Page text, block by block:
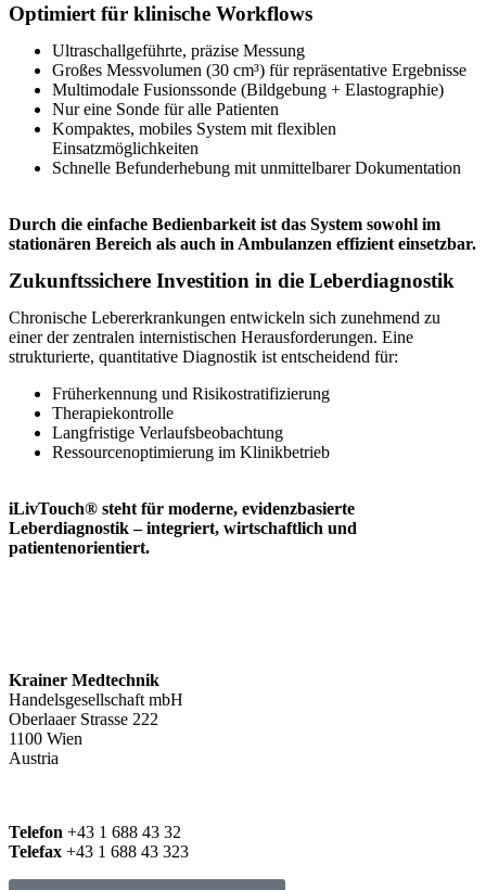
Optimiert für klinische Workflows
Ultraschallgeführte, präzise Messung
Großes Messvolumen (30 cm³) für repräsentative Ergebnisse
Multimodale Fusionssonde (Bildgebung + Elastographie)
Nur eine Sonde für alle Patienten
Kompaktes, mobiles System mit flexiblen
Einsatzmöglichkeiten
Schnelle Befunderhebung mit unmittelbarer Dokumentation
Durch die einfache Bedienbarkeit ist das System sowohl im
stationären Bereich als auch in Ambulanzen effizient einsetzbar.
Zukunftssichere Investition in die Leberdiagnostik
Chronische Lebererkrankungen entwickeln sich zunehmend zu
einer der zentralen internistischen Herausforderungen. Eine
strukturierte, quantitative Diagnostik ist entscheidend für:
Früherkennung und Risikostratifizierung
Therapiekontrolle
Langfristige Verlaufsbeobachtung
Ressourcenoptimierung im Klinikbetrieb
iLivTouch® steht für moderne, evidenzbasierte
Leberdiagnostik – integriert, wirtschaftlich und
patientenorientiert.
Krainer Medtechnik
Handelsgesellschaft mbH
Oberlaaer Strasse 222
1100 Wien
Austria
Telefon +43 1 688 43 32
Telefax +43 1 688 43 323